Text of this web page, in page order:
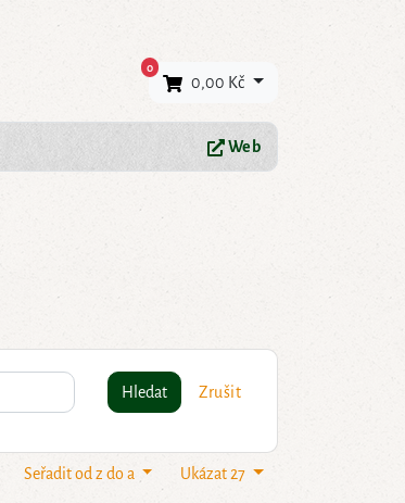
0×
0,00 Kč
Web
Hledat Zrušit
Ukázat 27
Seřadit od z do a